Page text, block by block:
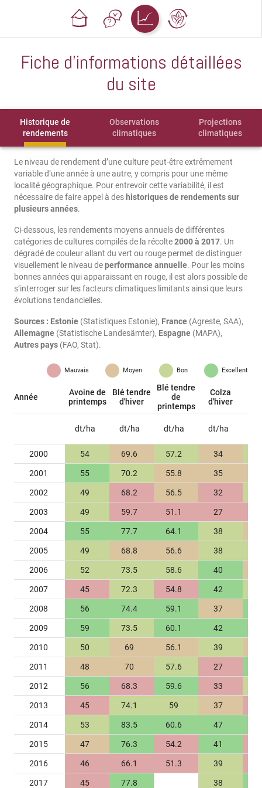
Fiche d'informations détaillées
du site
Historique de
rendements
Observations
climatiques
Projections
climatiques
Le niveau de rendement d’une culture peut-être extrêmement
variable d’une année à une autre, y compris pour une même
localité géographique. Pour entrevoir cette variabilité, il est
nécessaire de faire appel à des historiques de rendements sur
plusieurs années.
Ci-dessous, les rendements moyens annuels de différentes
catégories de cultures compilés de la récolte2000 à 2017. Un
dégradé de couleur allant du vert ou rouge permet de distinguer
visuellement le niveau deperformance annuelle. Pour les moins
bonnes années qui apparaissant en rouge, il est alors possible de
s’interroger sur les facteurs climatiques limitants ainsi que leurs
évolutions tendancielles.
Sources : Estonie (Statistiques Estonie), France (Agreste, SAA),
Allemagne (Statistische Landesämter), Espagne (MAPA),
Autres pays (FAO, Stat).
Mauvais Moyen Bon Excellent
Année
Avoine de
printemps
Blé tendre
d'hiver
Blé tendre
de
printemps
Colza
d'hiver
dt/ha dt/ha dt/ha dt/ha
2000 54 69.6 57.2 34
2001 55 70.2 55.8 35
2002 49 68.2 56.5 32
2003 49 59.7 51.1 27
2004 55 77.7 64.1 38
2005 49 68.8 56.6 38
2006 52 73.5 58.6 40
2007 45 72.3 54.8 42
2008 56 74.4 59.1 37
2009 59 73.5 60.1 42
2010 50 69 56.1 39
2011 48 70 57.6 27
2012 56 68.3 59.6 33
2013 45 74.1 59 37
2014 53 83.5 60.6 47
2015 47 76.3 54.2 41
2016 46 66.1 51.3 39
2017 45 77.8 38